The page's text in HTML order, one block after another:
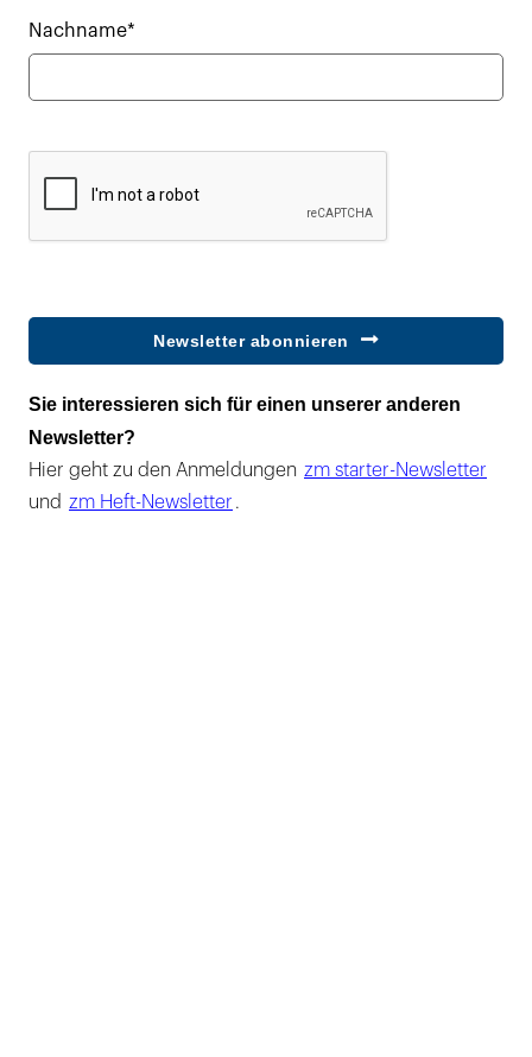
Nachname*
Newsletter abonnieren
Sie interessieren sich für einen unserer anderen
Newsletter?
Hier geht zu den Anmeldungen zm starter-Newsletter
und zm Heft-Newsletter .